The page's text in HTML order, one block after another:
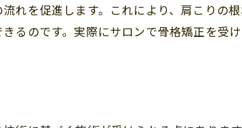
とは
コツ
要性
れを促進します。これにより、肩こりの
のです。実際にサロンで骨格矯正を受け